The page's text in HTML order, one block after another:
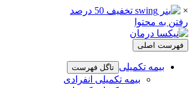
×
رفتن به محتوا
فهرست اصلی
بیمه تکمیلی تاگل فهرست
بیمه تکمیلی انفرادی